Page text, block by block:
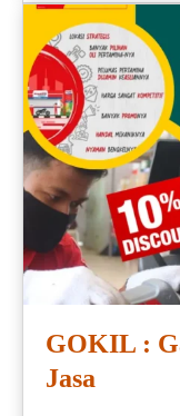
GOKIL :
Jasa